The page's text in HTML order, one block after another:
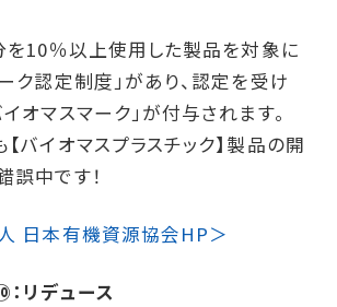
を10％以上使用した製品を対象に
ク認定制度」があり、認定を受け
オマスマーク」が付与されます。
バイオマスプラスチック】製品の開
誤中です！
日本有機資源協会HP＞
リデュース